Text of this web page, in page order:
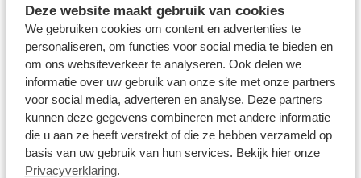
Deze website maakt gebruik van cookies
We gebruiken cookies om content en advertenties te
personaliseren, om functies voor social media te bieden en
om ons websiteverkeer te analyseren. Ook delen we
informatie over uw gebruik van onze site met onze partners
voor social media, adverteren en analyse. Deze partners
kunnen deze gegevens combineren met andere informatie
die u aan ze heeft verstrekt of die ze hebben verzameld op
basis van uw gebruik van hun services. Bekijk hier onze
Privacyverklaring.
Estafette is ontzettend blij met de warme ontvangst in Sneek
en kijkt ernaar uit om deze positieve energie voort te zetten.
Regiomanager Yvon vatte de dag perfect samen: "In één
woord 'fantastisch'. Er hangt zo'n positieve sfeer; vrijwilligers
zijn blij, klanten zijn blij en ook wij zijn super tevreden met
deze nieuwe circulaire trekpleister in Sneek."
Met de
opening van deze zevende winkel voelt het voor Estafette
alsof de cirkel weer rond is. Sneek en Estafette horen bij
elkaar, en dat gevoel werd afgelopen zaterdag dubbel en
dwars bevestigd